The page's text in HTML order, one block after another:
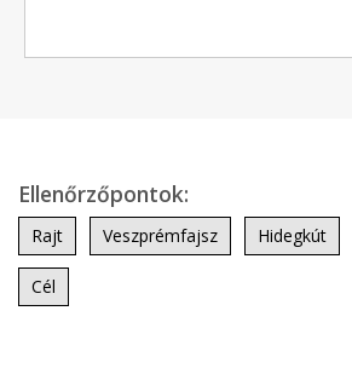
Ellenőrzőpontok:
Rajt Veszprémfajsz Hidegkút
Cél